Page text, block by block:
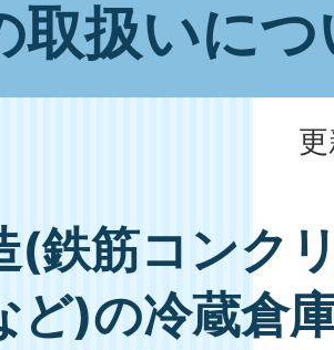
取扱いに
(鉄筋コンク
ど)の冷蔵倉